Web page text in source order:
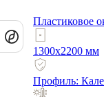
Пластиковое
1300x2200 мм
Профиль: